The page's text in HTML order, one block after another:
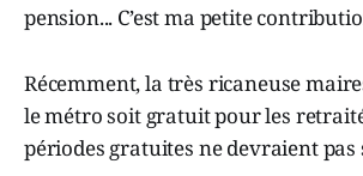
pension... C’est ma petite
Récemment, la très ricaneuse
le métro soit gratuit pour les
périodes gratuites ne devraient pas